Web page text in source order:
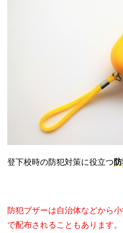
登下校時の防犯対策に役立つ
防犯ブザーは自治体などから
で配布されることもあります。